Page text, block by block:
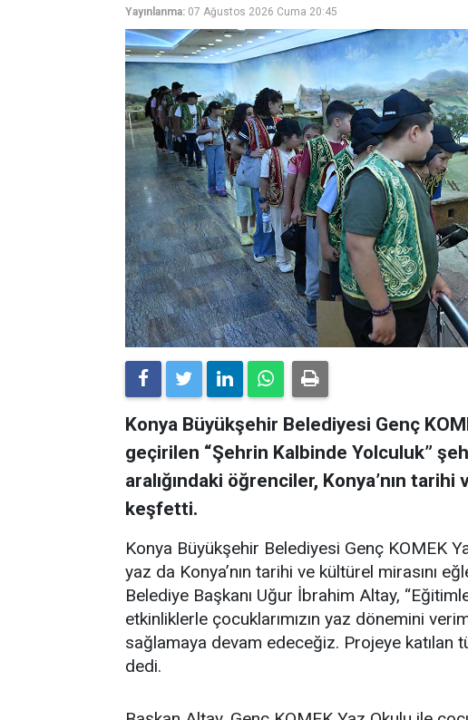
Yayınlanma: 07 Ağustos 2026 Cuma 20:45
Konya Büyükşehir Belediyesi Genç
geçirilen “Şehrin Kalbinde Yolculuk”
aralığındaki öğrenciler, Konya’nın
keşfetti.
Konya Büyükşehir Belediyesi Genç KOMEK
yaz da Konya’nın tarihi ve kültürel mirasını
Belediye Başkanı Uğur İbrahim Altay,
etkinliklerle çocuklarımızın yaz dönemini
sağlamaya devam edeceğiz. Projeye katılan
dedi.